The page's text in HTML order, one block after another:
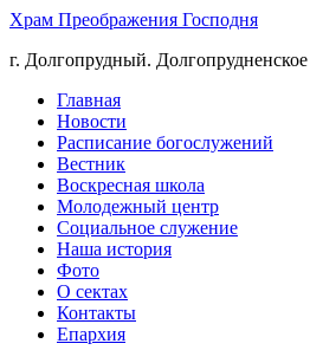
Храм Преображения Господня
г. Долгопрудный.
Главная
Новости
Расписание богослужений
Вестник
Воскресная школа
Молодежный центр
Социальное служение
Наша история
Фото
О сектах
Контакты
Епархия